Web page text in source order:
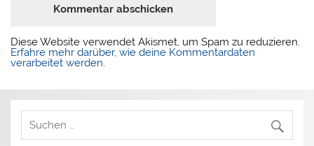
Diese Website verwendet Akismet, um Spam zu reduzieren.
Erfahre mehr darüber, wie deine Kommentardaten
verarbeitet werden.